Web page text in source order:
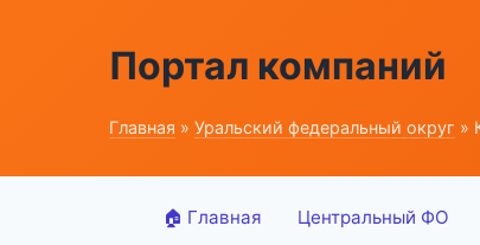
Портал компаний
Главная » Уральский федеральный округ »
🏠 Главная Центральный ФО